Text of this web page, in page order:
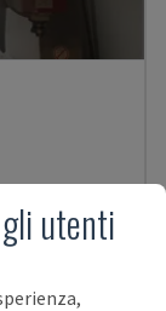
utenti